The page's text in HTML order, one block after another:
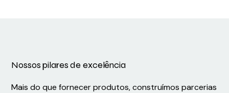
Nossos pilares de excelência
Mais do que fornecer produtos, construímos parcerias